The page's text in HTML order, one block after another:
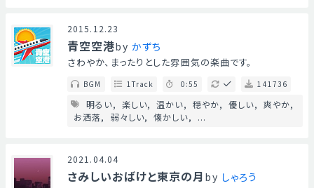
2015.12.23
青空空港by かずち
さわやか、まったりとした雰囲気の楽曲です。
BGM 1Track 0:55 141736
明るい 楽しい 温かい 穏やか 優しい
爽やか
お洒落
弱々しい 懐かしい ...
2021.04.04
さみしいおばけと東京の月 by しゃろう